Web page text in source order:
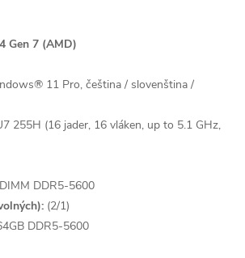
Gen 7 (AMD)
11 Pro, čeština / slovenština /
255H (16 jader, 16 vláken, up to 5.1 GHz,
DDR5-5600
(2/1)
DDR5-5600